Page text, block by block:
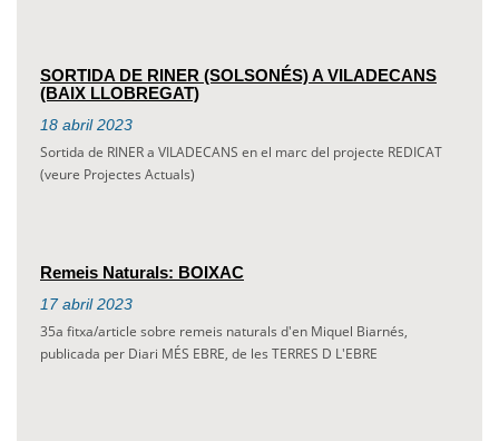
SORTIDA DE RINER (SOLSONÉS) A VILADECANS
(BAIX LLOBREGAT)
18 abril 2023
Sortida de RINER a VILADECANS en el marc del projecte REDICAT
(veure Projectes Actuals)
Remeis Naturals: BOIXAC
17 abril 2023
35a fitxa/article sobre remeis naturals d'en Miquel Biarnés,
publicada per Diari MÉS EBRE, de les TERRES D L'EBRE